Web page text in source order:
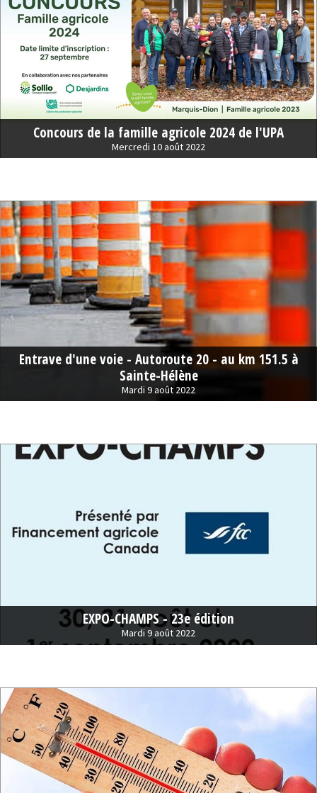
Concours de la famille agricole 2024 de l'UPA
Mercredi 10 août 2022
Entrave d'une voie - Autoroute 20 - au km 151.5 à
Sainte-Hélène
Mardi 9 août 2022
EXPO-CHAMPS - 23e édition
Mardi 9 août 2022